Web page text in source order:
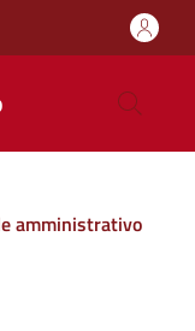
amministrativo